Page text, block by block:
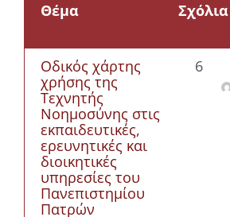
Θέμα Σχόλια
Οδικός χάρτης
χρήσης της
Τεχνητής
Νοημοσύνης στις
εκπαιδευτικές,
ερευνητικές και
διοικητικές
υπηρεσίες του
Πανεπιστημίου
Πατρών
6